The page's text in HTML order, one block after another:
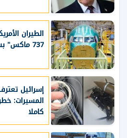
الطيران
737 ماكس" بسبب هيكل الطائرة
إسرائيل
المسيرات:
كاملا